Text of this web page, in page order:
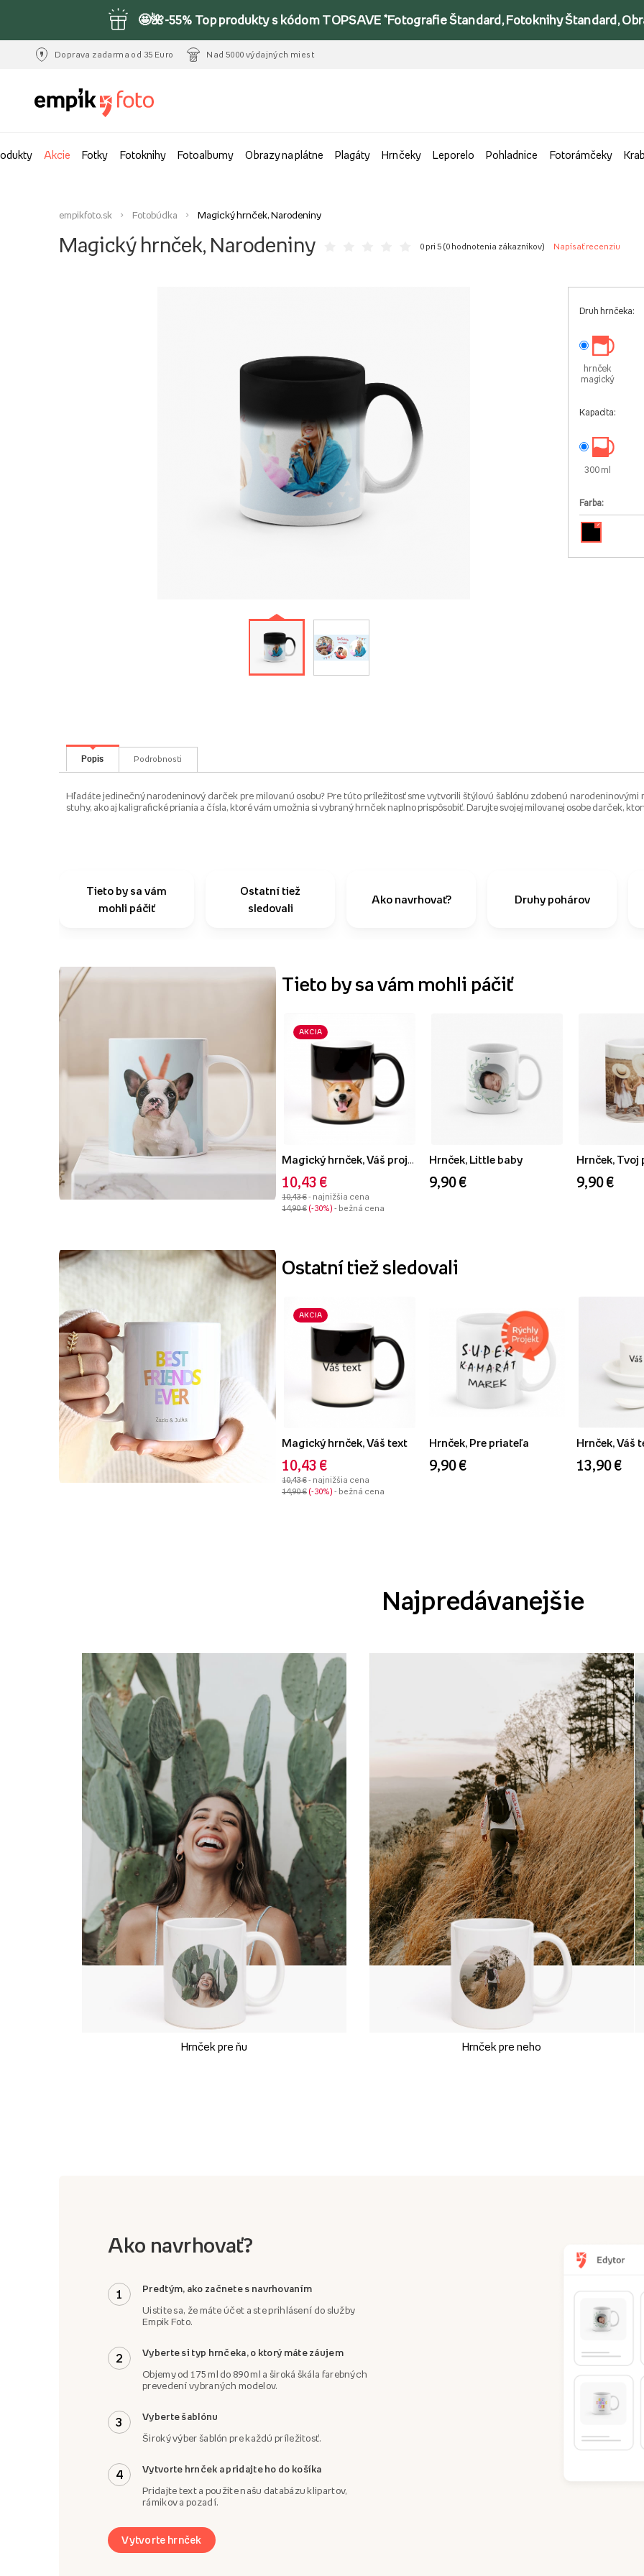
🤩🌺-55% Top produkty s kódom TOPSAVE *Fotografie Štandard, Fotoknihy Štandard,
Doprava zadarma od 35 Euro Nad 5000 výdajných miest
Akcie Fotky Fotoknihy Fotoalbumy Obrazy na plátne Plagáty Hrnčeky Leporelo Pohladnice Fotorámčeky
empikfoto.sk Fotobúdka Magický hrnček, Narodeniny
Magický hrnček, Narodeniny 0 pri 5 (0 hodnotenia zákazníkov) Napísať recenziu
Druh hrnčeka:
hrnček
magický
Kapacita:
300 ml
Farba:
✓
Popis Podrobnosti
Hľadáte jedinečný narodeninový darček pre milovanú osobu? Pre túto príležitosť sme vytvorili štýlovú šablónu zdobenú
stuhy, ako aj kaligrafické priania a čísla, ktoré vám umožnia si vybraný hrnček naplno prispôsobiť. Darujte svojej milovanej osobe darček,
Tieto by sa vám
mohli páčiť
Ostatní tiež
sledovali
Ako navrhovať? Druhy pohárov
Tieto by sa vám mohli páčiť
AKCIA
10,43 €
10,43 €- najnižšia cena
14,90 € -30% - bežná cena
Hrnček, Little baby
9,90 €
Hrnček, Tvoj
9,90 €
Ostatní tiež sledovali
AKCIA
Magický hrnček, Váš text
10,43 €
10,43 €- najnižšia cena
14,90 € -30% - bežná cena
Hrnček, Pre priateľa
9,90 €
Hrnček, Váš
13,90 €
Najpredávanejšie
Hrnček pre ňu Hrnček pre neho
Ako navrhovať?
1 Predtým, ako začnete s navrhovaním
Uistite sa, že máte účet a ste prihlásení do služby
Empik Foto.
2 Vyberte si typ hrnčeka, o ktorý máte záujem
Objemy od 175 ml do 890 ml a široká škála farebných
prevedení vybraných modelov.
3 Vyberte šablónu
Široký výber šablón pre každú príležitosť.
4 Vytvorte hrnček a pridajte ho do košíka
Pridajte text a použite našu databázu klipartov,
rámikov a pozadí.
Vytvorte hrnček